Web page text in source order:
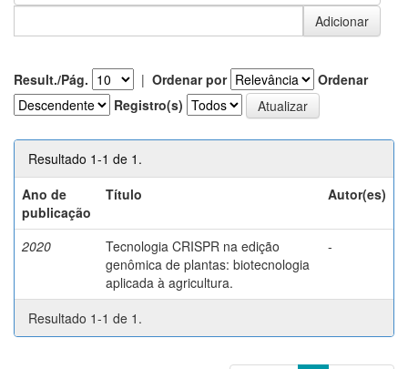
Result./Pág. | Ordenar por
Ordenar
Registro(s)
Resultado 1-1 de 1.
Ano de
publicação
Título Autor(es)
2020
Tecnologia CRISPR na edição
genômica de plantas: biotecnologia
aplicada à agricultura.
-
Resultado 1-1 de 1.